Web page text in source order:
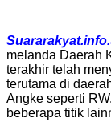
melanda Daerah
terakhir telah
terutama di
Angke seperti
beberapa titik